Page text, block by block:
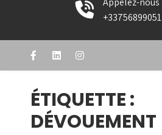
+33756899051
ÉTIQUETTE :
DÉVOUEMENT